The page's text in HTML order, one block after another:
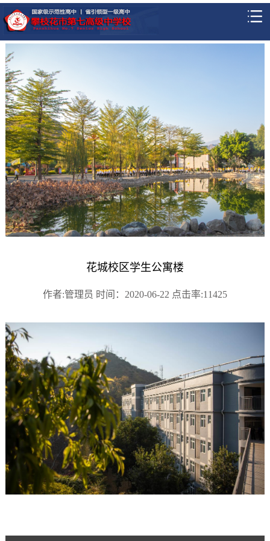
花城校区学生公寓楼
作者:管理员 时间：2020-06-22 点击率:11425